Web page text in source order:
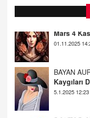
PEARL
Mars 4
5.1.2025 12:23